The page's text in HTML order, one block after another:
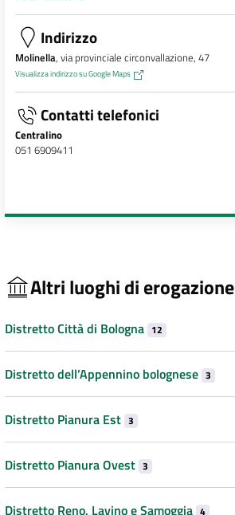
Indirizzo
Molinella, via provinciale circonvallazione, 47
Visualizza indirizzo su Google Maps
Contatti telefonici
Centralino
051 6909411
Altri luoghi di erogazione
Distretto Città di Bologna 12
Distretto dell’Appennino bolognese 3
Distretto Pianura Est 3
Distretto Pianura Ovest 3
Distretto Reno, Lavino e Samoggia 4